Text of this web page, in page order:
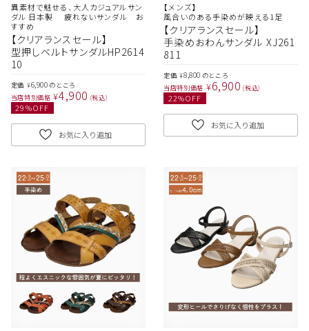
異素材で魅せる、大人カジュアルサン
ダル 日本製 疲れないサンダル お
すすめ
【クリアランスセール】
型押しベルトサンダルHP2614
10
定価 ¥6,900 のところ
当店特別価格 ¥4,900 税込
29%OFF
お気に入り追加
【メンズ】
風合いのある手染めが映える1足
【クリアランスセール】
手染めおわんサンダル XJ261
811
定価 ¥8,800 のところ
当店特別価格 ¥6,900 税込
22%OFF
お気に入り追加